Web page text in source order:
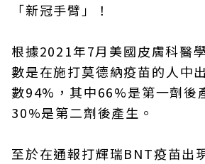
「新冠手臂」！
根據2021年7月美國皮膚科醫
數是在施打莫德納疫苗的人中
數94%，其中66%是第一劑後
30%是第二劑後產生。
至於在通報打輝瑞BNT疫苗出